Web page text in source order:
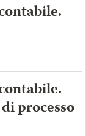
processo